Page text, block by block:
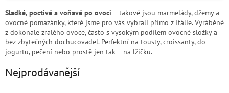
Sladké, poctivé a voňavé po ovoci – takové jsou marmelády, džemy a
ovocné pomazánky, které jsme pro vás vybrali přímo z Itálie. Vyráběné
z dokonale zralého ovoce, často s vysokým podílem ovocné složky a
bez zbytečných dochucovadel. Perfektní na tousty, croissanty, do
jogurtu, pečení nebo prostě jen tak – na lžičku.
Nejprodávanější